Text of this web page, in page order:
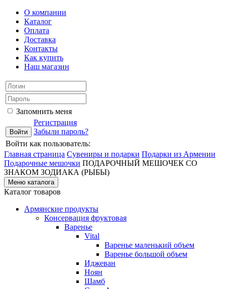
О компании
Каталог
Оплата
Доставка
Контакты
Как купить
Наш магазин
Запомнить меня
Регистрация
Забыли пароль?
Войти как пользователь:
Главная страница Сувениры и подарки Подарки из Армении
Подарочные мешочки ПОДАРОЧНЫЙ МЕШОЧЕК СО
ЗНАКОМ ЗОДИАКА (РЫБЫ)
Меню каталога
Каталог товаров
Армянские продукты
Консервация фруктовая
Варенье
Vital
Варенье маленький объем
Варенье большой объем
Иджеван
Ноян
Шамб